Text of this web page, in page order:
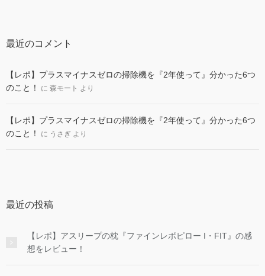
最近のコメント
【レポ】プラスマイナスゼロの掃除機を『2年使って』分かった6つ
のこと！
に 森モート より
【レポ】プラスマイナスゼロの掃除機を『2年使って』分かった6つ
のこと！
に うさぎ より
最近の投稿
【レポ】アスリープの枕『ファインレボピロー I・FIT』の感
想をレビュー！